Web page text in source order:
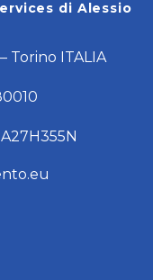
di Alessio
Torino ITALIA